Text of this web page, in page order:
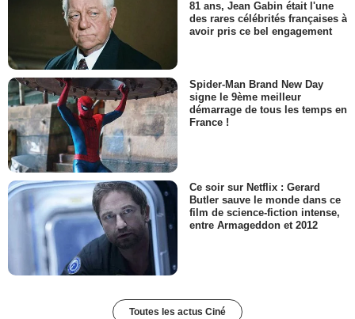
81 ans, Jean Gabin était l'une
des rares célébrités françaises à
avoir pris ce bel engagement
Spider-Man Brand New Day
signe le 9ème meilleur
démarrage de tous les temps en
France !
Ce soir sur Netflix : Gerard
Butler sauve le monde dans ce
film de science-fiction intense,
entre Armageddon et 2012
Toutes les actus Ciné